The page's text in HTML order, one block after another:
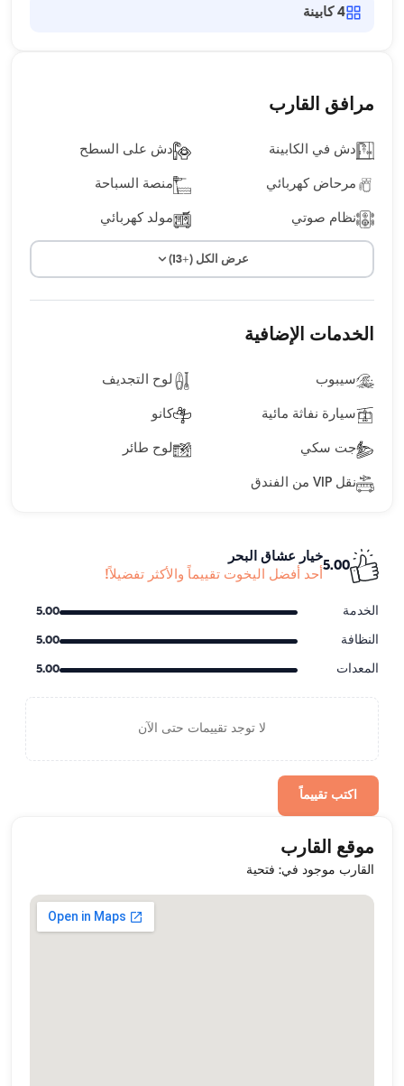
4 كابينة
مرافق القارب
دش في الكابينة دش على السطح
مرحاض كهربائي منصة السباحة
نظام صوتي مولد كهربائي
عرض الكل (+13)
الخدمات الإضافية
سيبوب لوح التجديف
سيارة نفاثة مائية كانو
جت سكي لوح طائر
نقل VIP من الفندق
5.00
خيار عشاق البحر
أحد أفضل اليخوت تقييماً والأكثر تفضيلاً!
الخدمة 5.00
النظافة 5.00
المعدات 5.00
لا توجد تقييمات حتى الآن
اكتب تقييماً
موقع القارب
القارب موجود في: فتحية